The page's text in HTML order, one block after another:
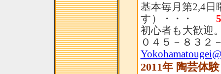
基本毎月第2,4
す）・・・
初心者も大歓迎
０４５－８３２
2011年 陶芸体